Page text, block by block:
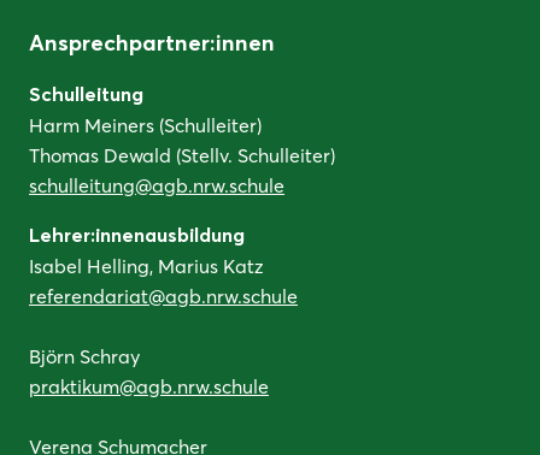
Ansprechpartner:innen
Schulleitung
Harm Meiners (Schulleiter)
Thomas Dewald (Stellv. Schulleiter)
schulleitung@agb.nrw.schule
Lehrer:innenausbildung
Isabel Helling, Marius Katz
referendariat@agb.nrw.schule
Björn Schray
praktikum@agb.nrw.schule
Verena Schumacher